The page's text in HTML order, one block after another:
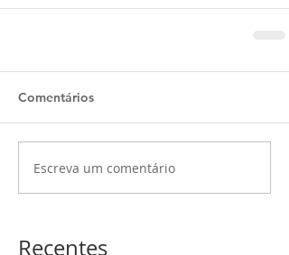
Comentários
Escreva um comentário
Recentes